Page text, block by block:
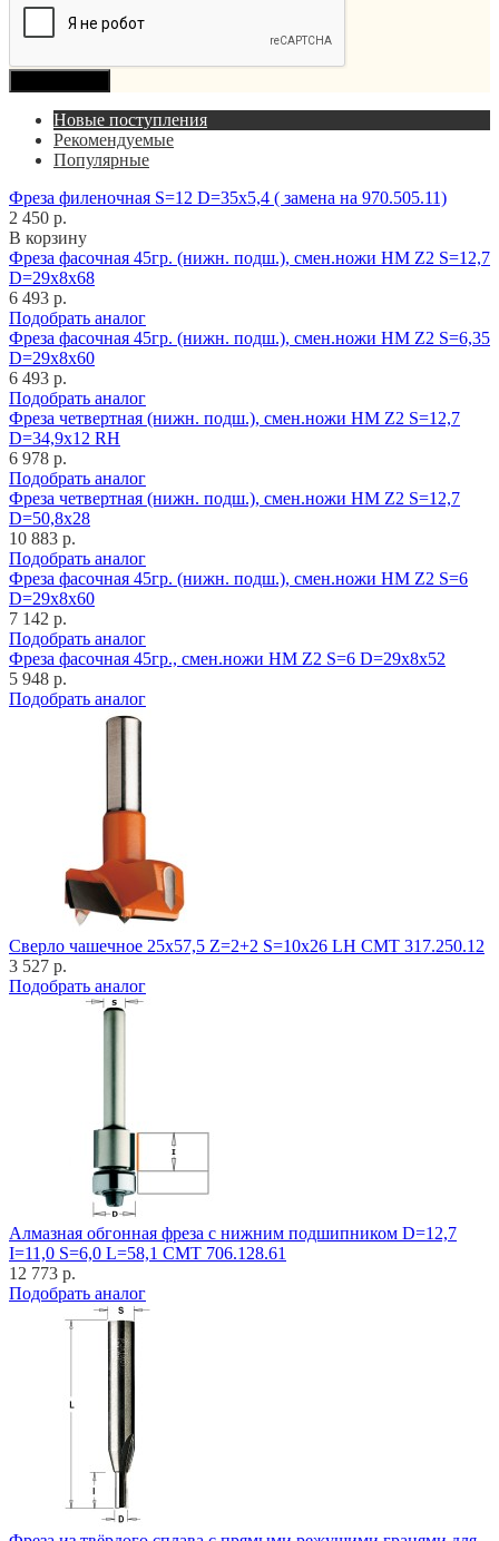
Новые поступления
Рекомендуемые
Популярные
Фреза филеночная S=12 D=35x5,4 ( замена на 970.505.11)
2 450 р.
В корзину
Фреза фасочная 45гр. (нижн. подш.), смен.ножи HM Z2 S=12,7
D=29x8x68
6 493 р.
Подобрать аналог
Фреза фасочная 45гр. (нижн. подш.), смен.ножи HM Z2 S=6,35
D=29x8x60
6 493 р.
Подобрать аналог
Фреза четвертная (нижн. подш.), смен.ножи HM Z2 S=12,7
D=34,9x12 RH
6 978 р.
Подобрать аналог
Фреза четвертная (нижн. подш.), смен.ножи HM Z2 S=12,7
D=50,8x28
10 883 р.
Подобрать аналог
Фреза фасочная 45гр. (нижн. подш.), смен.ножи HM Z2 S=6
D=29x8x60
7 142 р.
Подобрать аналог
Фреза фасочная 45гр., смен.ножи HM Z2 S=6 D=29x8x52
5 948 р.
Подобрать аналог
Cверло чашечное 25x57,5 Z=2+2 S=10x26 LH CMT 317.250.12
3 527 р.
Подобрать аналог
Алмазная обгонная фреза с нижним подшипником D=12,7
I=11,0 S=6,0 L=58,1 CMT 706.128.61
12 773 р.
Подобрать аналог